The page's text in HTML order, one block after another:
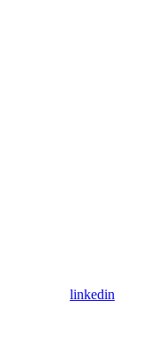
linkedin